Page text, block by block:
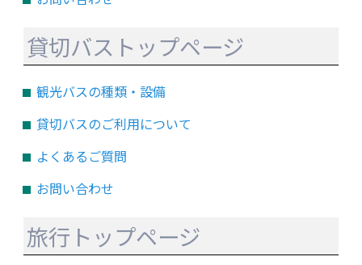
貸切バストップページ
観光バスの種類・設備
貸切バスのご利用について
よくあるご質問
お問い合わせ
旅行トップページ